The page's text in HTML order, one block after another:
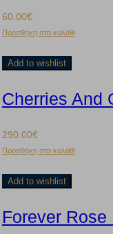
60.00€
Προσθήκη στο καλάθι
Add to wishlist
Cherries And
290.00€
Προσθήκη στο καλάθι
Add to wishlist
Forever